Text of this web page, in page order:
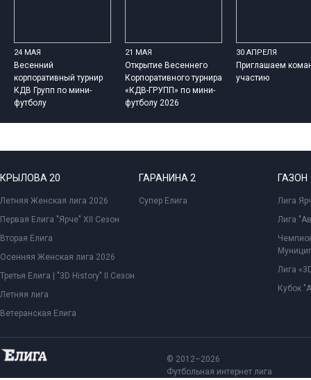
24 МАЯ
Весенний
корпоративный турнир
КДВ Групп по мини-
футболу
21 МАЯ
Открытие Весеннего
Корпоративного турнира
«КДВ-ГРУПП» по мини-
футболу 2026
30 АПРЕЛЯ
Приглашаем
участию
КРЫЛОВА 20
Летняя Женская лига 2026
Первая Елига "Ярче" XII Сезон
Вторая Елига
Осенняя Женская лига 2026
Третья Елига | "3D History" II Сезон
Летняя лига
Ветеранская Елига
ГАРАНИНА 2
Супер Елига
ГАЗОН
Лига
Лига
Лига
Кубок
© 2012–2026
Футбольная интернет лига